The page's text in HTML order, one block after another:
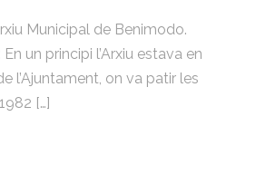
Municipal de Benimodo.
un principi l’Arxiu estava en
l’Ajuntament, on va patir les
[…]